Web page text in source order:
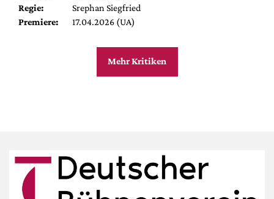
Regie:
Srephan Siegfried
Premiere:
17.04.2026 (UA)
Mehr Kritiken